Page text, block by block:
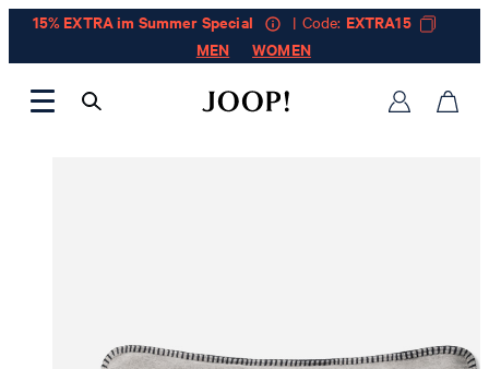
15% EXTRA im Summer Special | Code: EXTRA15
MEN
WOMEN